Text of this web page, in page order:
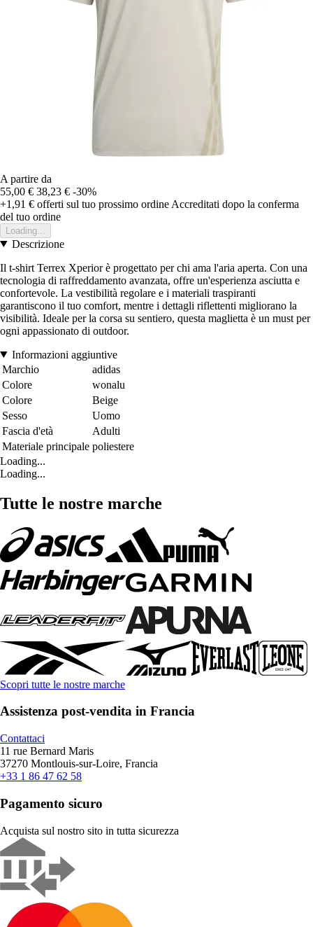
A partire da
55,00 € 38,23 € -30%
+1,91 € offerti sul tuo prossimo ordine Accreditati dopo la conferma
del tuo ordine
Loading...
Descrizione
Il t-shirt Terrex Xperior è progettato per chi ama l'aria aperta. Con una
tecnologia di raffreddamento avanzata, offre un'esperienza asciutta e
confortevole. La vestibilità regolare e i materiali traspiranti
garantiscono il tuo comfort, mentre i dettagli riflettenti migliorano la
visibilità. Ideale per la corsa su sentiero, questa maglietta è un must per
ogni appassionato di outdoor.
Informazioni aggiuntive
Marchio
adidas
Colore
wonalu
Colore
Beige
Sesso
Uomo
Fascia d'età
Adulti
Materiale principale poliestere
Loading...
Loading...
Tutte le nostre marche
Scopri tutte le nostre marche
Assistenza post-vendita in Francia
Contattaci
11 rue Bernard Maris
37270 Montlouis-sur-Loire, Francia
+33 1 86 47 62 58
Pagamento sicuro
Acquista sul nostro sito in tutta sicurezza